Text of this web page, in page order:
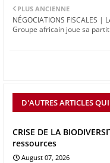
PLUS ANCIENNE
NÉGOCIATIONS FISCALES |
Groupe africain joue sa
D'AUTRES ARTICLES
CRISE DE LA
ressources
August 07, 2026